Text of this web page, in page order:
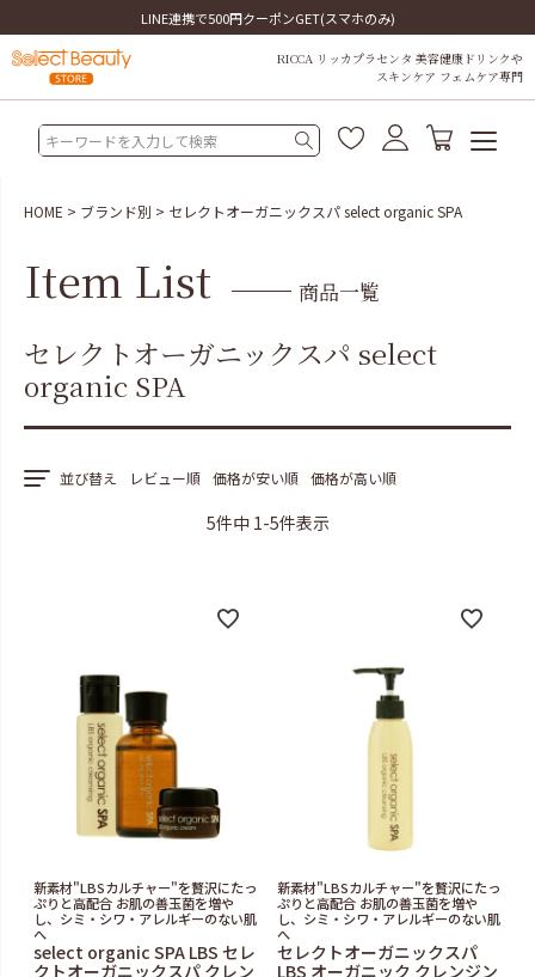
LINE連携で500円クーポンGET(スマホのみ)
RICCA リッカプラセンタ 美容健康ドリンクや
スキンケア フェムケア専門
HOME ブランド別 セレクトオーガニックスパ select organic SPA
Item List 商品一覧
セレクトオーガニックスパ select
organic SPA
並び替え レビュー順 価格が安い順 価格が高い順
5件中 1-5件表示
新素材"LBSカルチャー"を贅沢にたっ
ぷりと高配合 お肌の善玉菌を増や
し、シミ・シワ・アレルギーのない肌
へ
select organic SPA LBS セレ
クトオーガニックスパ クレン
新素材"LBSカルチャー"を贅沢にたっ
ぷりと高配合 お肌の善玉菌を増や
し、シミ・シワ・アレルギーのない肌
へ
セレクトオーガニックスパ
LBS オーガニック クレンジン